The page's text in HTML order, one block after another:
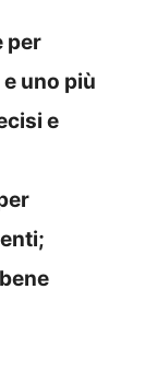
per
uno più
e